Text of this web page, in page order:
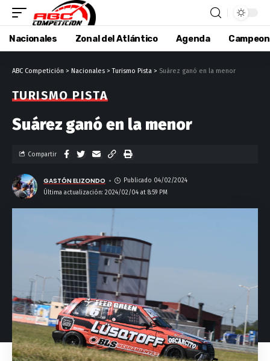
Nacionales Zonal del Atlántico Agenda
ABC Competición > Nacionales >Turismo Pista > Suárez ganó en la menor
TURISMO PISTA
Suárez ganó en la menor
Última actualización: 2024/02/04 at 8:59 PM
GASTÓN ELIZONDO Publicado 04/02/2024
Compartir